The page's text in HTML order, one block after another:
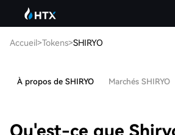
Accueil>Tokens>SHIRYO
À propos de SHIRYO Marchés SHIRYO